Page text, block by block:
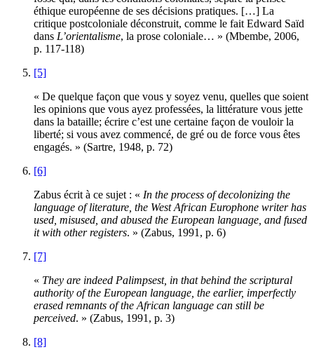
éthique européenne de ses décisions pratiques. […] La
critique postcoloniale déconstruit, comme le fait Edward Saïd
dans L’orientalisme, la prose coloniale… » (Mbembe, 2006,
p. 117-118)
[5]
« De quelque façon que vous y soyez venu, quelles que soient
les opinions que vous ayez professées, la littérature vous jette
dans la bataille; écrire c’est une certaine façon de vouloir la
liberté; si vous avez commencé, de gré ou de force vous êtes
engagés. » (Sartre, 1948, p. 72)
[6]
Zabus écrit à ce sujet : « In the process of decolonizing the
language of literature, the West African Europhone writer has
used, misused, and abused the European language, and fused
it with other registers. » (Zabus, 1991, p. 6)
[7]
« They are indeed Palimpsest, in that behind the scriptural
authority of the European language, the earlier, imperfectly
erased remnants of the African language can still be
perceived. » (Zabus, 1991, p. 3)
[8]